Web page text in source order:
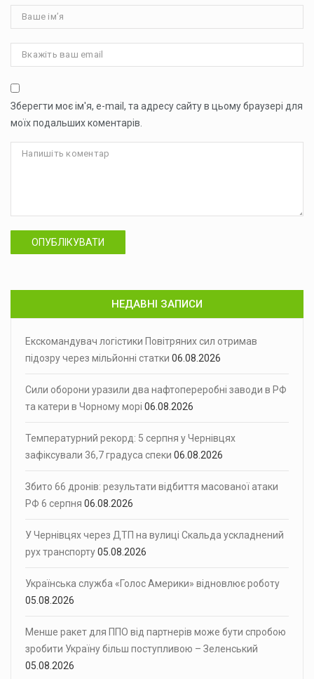
Зберегти моє ім'я, e-mail, та адресу сайту в цьому браузері для
моїх подальших коментарів.
ОПУБЛІКУВАТИ
НЕДАВНІ ЗАПИСИ
Екскомандувач логістики Повітряних сил отримав
підозру через мільйонні статки 06.08.2026
Сили оборони уразили два нафтопереробні заводи в РФ
та катери в Чорному морі 06.08.2026
Температурний рекорд: 5 серпня у Чернівцях
зафіксували 36,7 градуса спеки 06.08.2026
Збито 66 дронів: результати відбиття масованої атаки
РФ 6 серпня 06.08.2026
У Чернівцях через ДТП на вулиці Скальда ускладнений
рух транспорту05.08.2026
Українська служба «Голос Америки» відновлює роботу
05.08.2026
Менше ракет для ППО від партнерів може бути спробою
зробити Україну більш поступливою – Зеленський
05.08.2026